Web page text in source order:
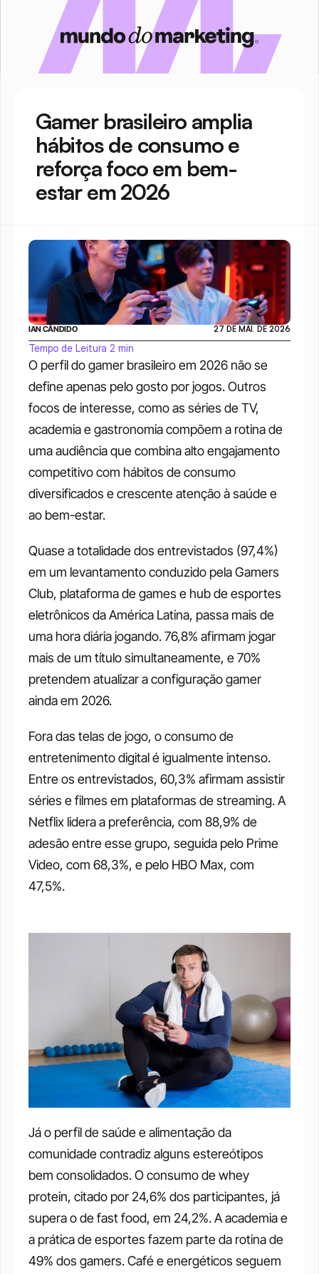
Gamer brasileiro amplia
hábitos de consumo e
reforça foco em bem-
estar em 2026
O perfil do gamer brasileiro em 2026 não se
define apenas pelo gosto por jogos. Outros
focos de interesse, como as séries de TV,
academia e gastronomia compõem a rotina de
uma audiência que combina alto engajamento
competitivo com hábitos de consumo
diversificados e crescente atenção à saúde e
ao bem-estar.
Quase a totalidade dos entrevistados (97,4%)
em um levantamento conduzido pela Gamers
Club, plataforma de games e hub de esportes
eletrônicos da América Latina, passa mais de
uma hora diária jogando. 76,8% afirmam jogar
mais de um título simultaneamente, e 70%
pretendem atualizar a configuração gamer
ainda em 2026.
Fora das telas de jogo, o consumo de
entretenimento digital é igualmente intenso.
Entre os entrevistados, 60,3% afirmam assistir
séries e filmes em plataformas de streaming. A
Netflix lidera a preferência, com 88,9% de
adesão entre esse grupo, seguida pelo Prime
Video, com 68,3%, e pelo HBO Max, com
47,5%.
Já o perfil de saúde e alimentação da
comunidade contradiz alguns estereótipos
bem consolidados. O consumo de whey
protein, citado por 24,6% dos participantes, já
supera o de fast food, em 24,2%. A academia e
a prática de esportes fazem parte da rotina de
49% dos gamers. Café e energéticos seguem
IAN CÂNDIDO 27 DE MAI. DE 2026
Tempo de Leitura 2 min